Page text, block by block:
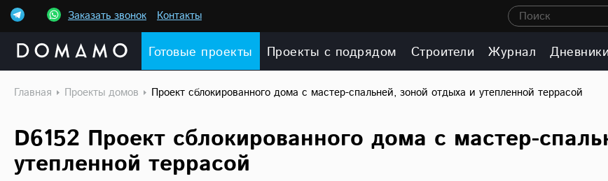
Заказать звонок Контакты Поиск
Готовые проекты Проекты с подрядом Строители Журнал
Главная Проекты домов Проект сблокированного дома с мастер-спальней, зоной отдыха и утепленной террасой
D6152 Проект сблокированного дома с мастер-
утепленной террасой